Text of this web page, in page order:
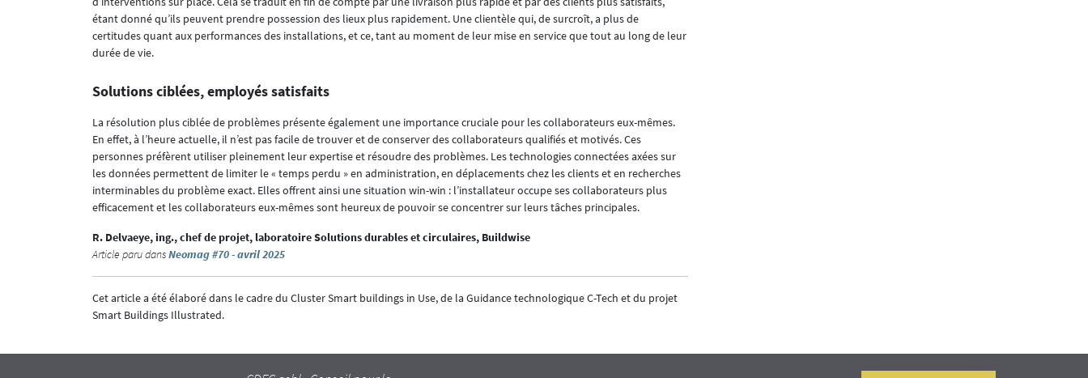
étant donné qu’ils peuvent prendre possession des lieux plus rapidement. Une clientèle qui, de surcroît, a plus de
certitudes quant aux performances des installations, et ce, tant au moment de leur mise en service que tout au long de leur
durée de vie.
Solutions ciblées, employés satisfaits
La résolution plus ciblée de problèmes présente également une importance cruciale pour les collaborateurs eux-mêmes.
En effet, à l’heure actuelle, il n’est pas facile de trouver et de conserver des collaborateurs qualifiés et motivés. Ces
personnes préfèrent utiliser pleinement leur expertise et résoudre des problèmes. Les technologies connectées axées sur
les données permettent de limiter le « temps perdu » en administration, en déplacements chez les clients et en recherches
interminables du problème exact. Elles offrent ainsi une situation win-win : l’installateur occupe ses collaborateurs plus
efficacement et les collaborateurs eux-mêmes sont heureux de pouvoir se concentrer sur leurs tâches principales.
R. Delvaeye, ing., chef de projet, laboratoire Solutions durables et circulaires, Buildwise
Article paru dansNeomag #70 - avril 2025
Cet article a été élaboré dans le cadre du Cluster Smart buildings in Use, de la Guidance technologique C-Tech et du projet
Smart Buildings Illustrated.